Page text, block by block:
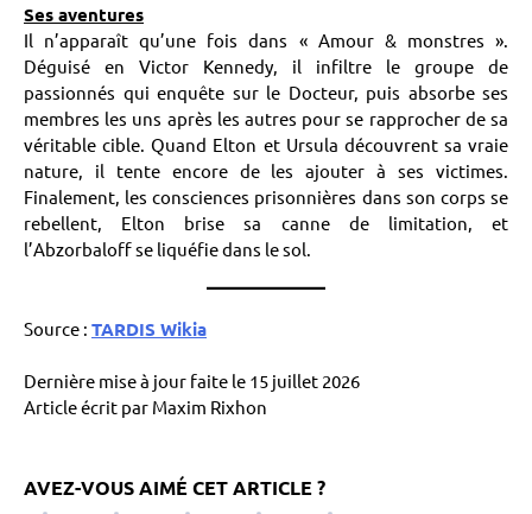
Ses aventures
Il n’apparaît qu’une fois dans « Amour & monstres ».
Déguisé en Victor Kennedy, il infiltre le groupe de
passionnés qui enquête sur le Docteur, puis absorbe ses
membres les uns après les autres pour se rapprocher de sa
véritable cible. Quand Elton et Ursula découvrent sa vraie
nature, il tente encore de les ajouter à ses victimes.
Finalement, les consciences prisonnières dans son corps se
rebellent, Elton brise sa canne de limitation, et
l’Abzorbaloff se liquéfie dans le sol.
Source : TARDIS Wikia
Dernière mise à jour faite le 15 juillet 2026
Article écrit par Maxim Rixhon
AVEZ-VOUS AIMÉ CET ARTICLE ?